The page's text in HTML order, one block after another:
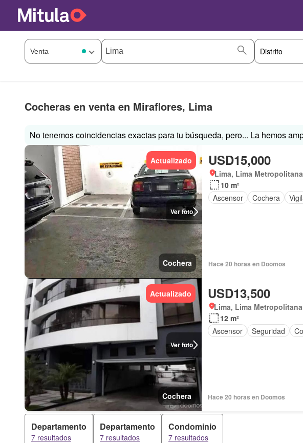
Cocheras en venta en Miraflores, Lima
No tenemos coincidencias exactas para tu búsqueda, pero... La hemos
Ver foto
Actualizado
Cochera
USD15,000
Lima, Lima Metropolitana
10 m²
Ascensor
Cochera
Hace 20 horas en Doomos
Ver foto
Actualizado
Cochera
USD13,500
Lima, Lima Metropolitana
12 m²
Ascensor
Seguridad
Hace 20 horas en Doomos
Departamento
7 resultados
Departamento
7 resultados
Condominio
7 resultados